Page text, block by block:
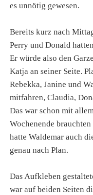
es unnötig gewesen.
Bereits kurz nach
Perry und Donald
Er würde also den
Katja an seiner Seite.
Rebekka, Janine und
mitfahren, Claudia,
Das war schon mit
Wochenende
hatte Waldemar auch
genau nach Plan.
Das Aufkleben
war auf beiden Seiten